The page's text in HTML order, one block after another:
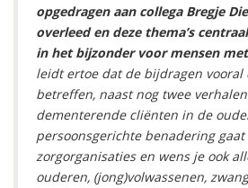
opgedragen aan collega Bregje
overleed en deze thema’s
in het bijzonder voor mensen
leidt ertoe dat de bijdragen vooral
betreffen, naast nog twee
dementerende cliënten in de
persoonsgerichte benadering
zorgorganisaties en wens je ook
ouderen, (jong)volwassenen,